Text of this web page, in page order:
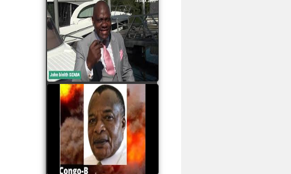
John Binith Dzaba
s'exprime sur le voyage
de Rodrigue Malanda
Samba à Paris
watch video
Poaty Pangou La
Conférence des ethnies
est la seule solution pour
éviter la scission du
Congo B
watch video